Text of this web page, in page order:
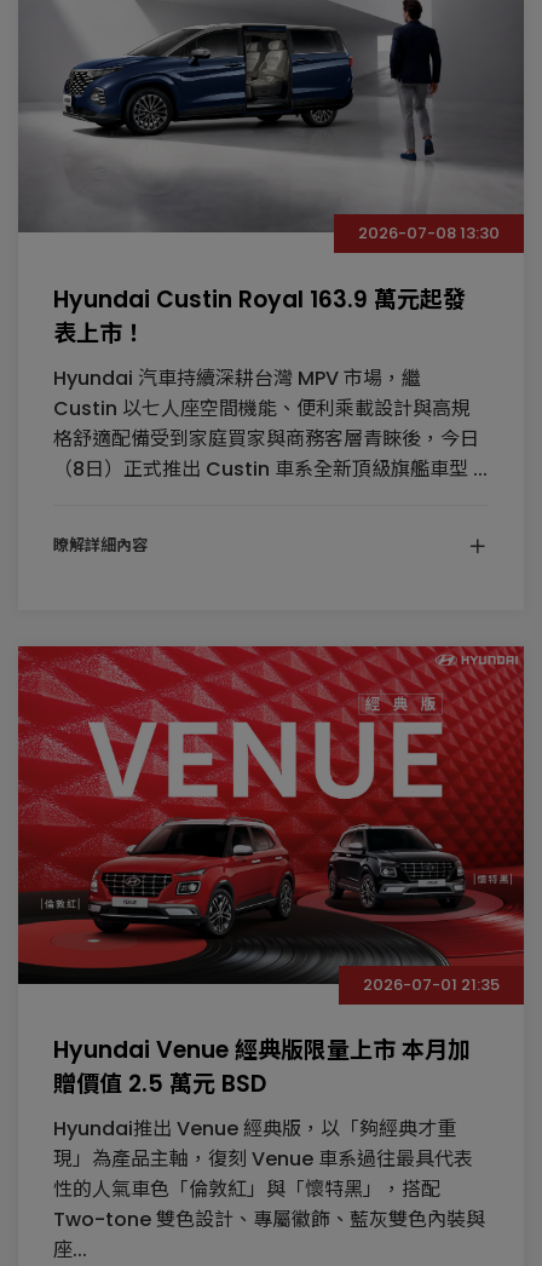
2026-07-08 13:30
Hyundai Custin Royal 163.9 萬元起發
表上市！
Hyundai 汽車持續深耕台灣 MPV 市場，繼
Custin 以七人座空間機能、便利乘載設計與高規
格舒適配備受到家庭買家與商務客層青睞後，今日
（8日）正式推出 Custin 車系全新頂級旗艦車型 ...
瞭解詳細內容
2026-07-01 21:35
Hyundai Venue 經典版限量上市 本月加
贈價值 2.5 萬元 BSD
Hyundai推出 Venue 經典版，以「夠經典才重
現」為產品主軸，復刻 Venue 車系過往最具代表
性的人氣車色「倫敦紅」與「懷特黑」，搭配
Two-tone 雙色設計、專屬徽飾、藍灰雙色內裝與
座...